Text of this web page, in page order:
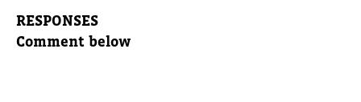
RESPONSES
Comment below